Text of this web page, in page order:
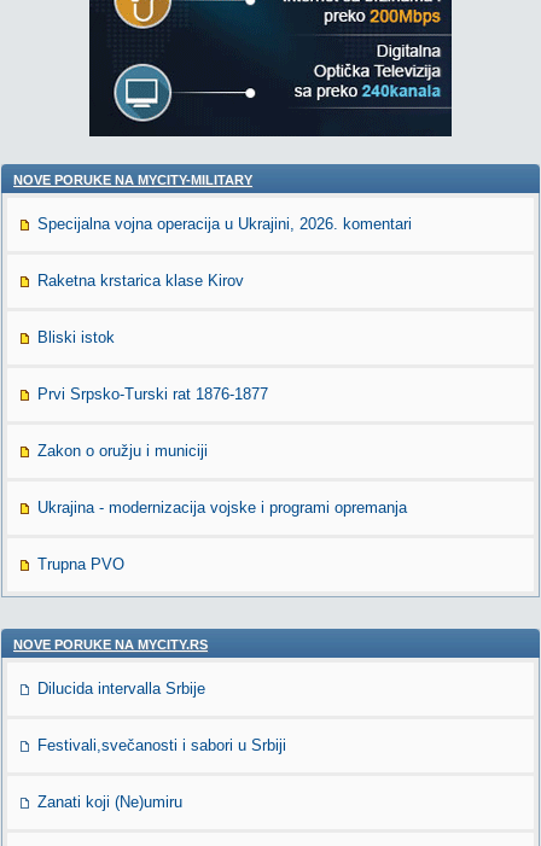
NOVE PORUKE NA MYCITY-MILITARY
Specijalna vojna operacija u Ukrajini, 2026. komentari
Raketna krstarica klase Kirov
Bliski istok
Prvi Srpsko-Turski rat 1876-1877
Zakon o oružju i municiji
Ukrajina - modernizacija vojske i programi opremanja
Trupna PVO
NOVE PORUKE NA MYCITY.RS
Dilucida intervalla Srbije
Festivali,svečanosti i sabori u Srbiji
Zanati koji (Ne)umiru